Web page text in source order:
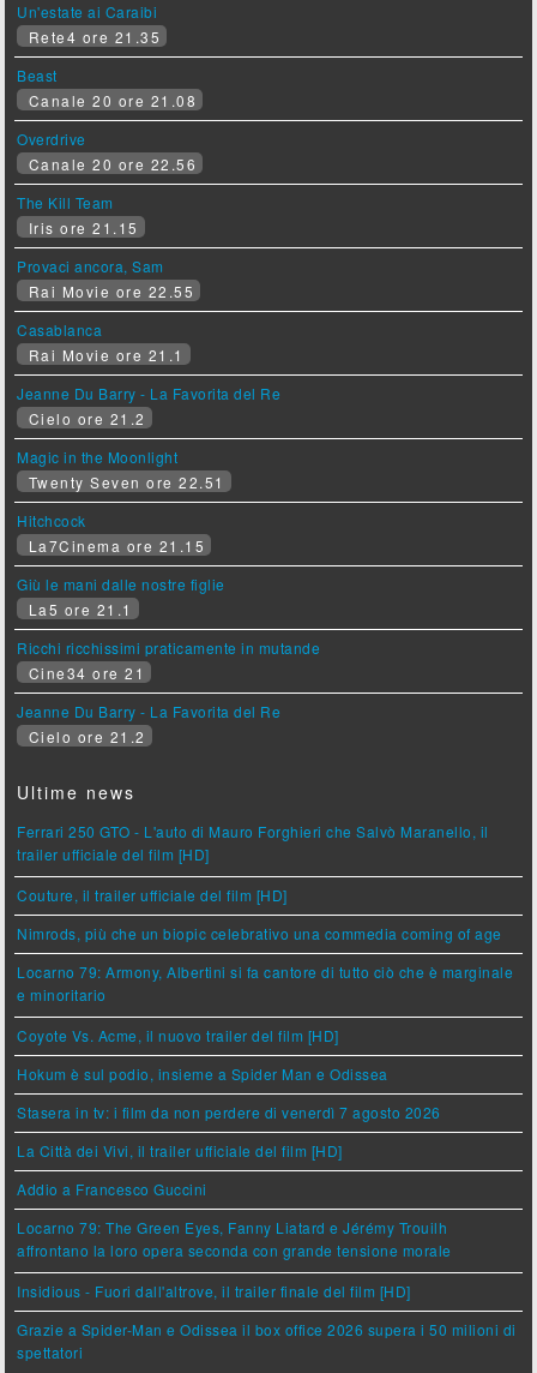
Un'estate ai Caraibi
Rete4 ore 21.35
Beast
Canale 20 ore 21.08
Overdrive
Canale 20 ore 22.56
The Kill Team
Iris ore 21.15
Provaci ancora, Sam
Rai Movie ore 22.55
Casablanca
Rai Movie ore 21.1
Jeanne Du Barry - La Favorita del Re
Cielo ore 21.2
Magic in the Moonlight
Twenty Seven ore 22.51
Hitchcock
La7Cinema ore 21.15
Giù le mani dalle nostre figlie
La5 ore 21.1
Ricchi ricchissimi praticamente in mutande
Cine34 ore 21
Jeanne Du Barry - La Favorita del Re
Cielo ore 21.2
Ultime news
Ferrari 250 GTO - L'auto di Mauro Forghieri che Salvò Maranello, il
trailer ufficiale del film [HD]
Couture, il trailer ufficiale del film [HD]
Nimrods, più che un biopic celebrativo una commedia coming of age
Locarno 79: Armony, Albertini si fa cantore di tutto ciò che è marginale
e minoritario
Coyote Vs. Acme, il nuovo trailer del film [HD]
Hokum è sul podio, insieme a Spider Man e Odissea
Stasera in tv: i film da non perdere di venerdì 7 agosto 2026
La Città dei Vivi, il trailer ufficiale del film [HD]
Addio a Francesco Guccini
Locarno 79: The Green Eyes, Fanny Liatard e Jérémy Trouilh
affrontano la loro opera seconda con grande tensione morale
Insidious - Fuori dall'altrove, il trailer finale del film [HD]
Grazie a Spider-Man e Odissea il box office 2026 supera i 50 milioni di
spettatori